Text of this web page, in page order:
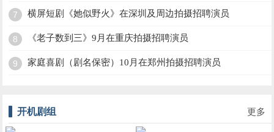
7 横屏短剧《她似野火》在深圳及周边拍摄招聘演员
8 《老子数到三》9月在重庆拍摄招聘演员
9 家庭喜剧（剧名保密）10月在郑州拍摄招聘演员
开机剧组 更多